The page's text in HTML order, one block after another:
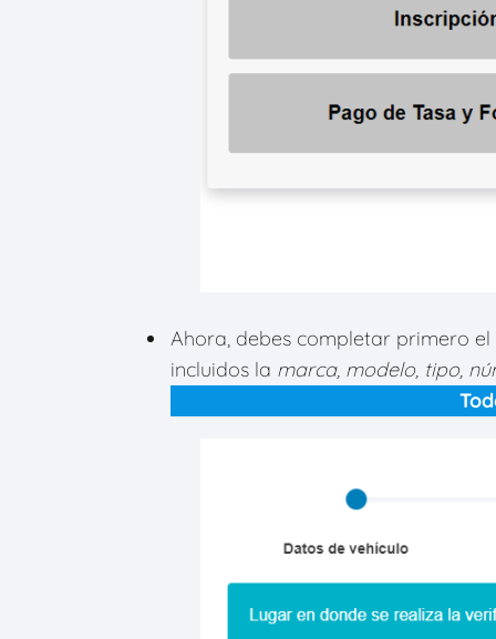
Ahora, debes completar primero el
incluidos la marca, modelo, tipo,